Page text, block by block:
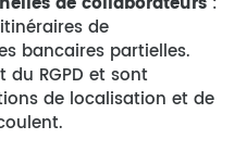
de
bancaires partielles.
du RGPD et sont
de localisation et de